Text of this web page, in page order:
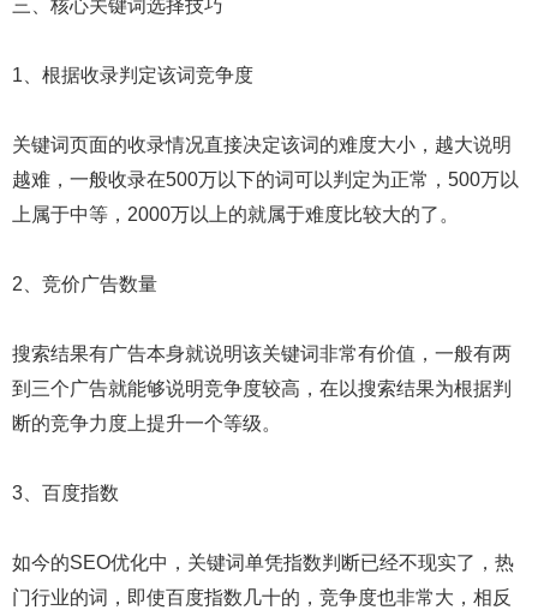
三、核心关键词选择技巧
1、根据收录判定该词竞争度
关键词页面的收录情况直接决定该词的难度大小，越大说明
越难，一般收录在500万以下的词可以判定为正常，500万以
上属于中等，2000万以上的就属于难度比较大的了。
2、竞价广告数量
搜索结果有广告本身就说明该关键词非常有价值，一般有两
到三个广告就能够说明竞争度较高，在以搜索结果为根据判
断的竞争力度上提升一个等级。
3、百度指数
如今的SEO优化中，关键词单凭指数判断已经不现实了，热
门行业的词，即使百度指数几十的，竞争度也非常大，相反